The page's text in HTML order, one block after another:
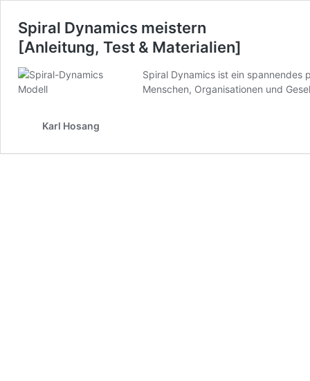
Spiral Dynamics meistern
[Anleitung, Test & Materialien]
Spiral Dynamics ist ein spannendes
Menschen, Organisationen und
Karl Hosang